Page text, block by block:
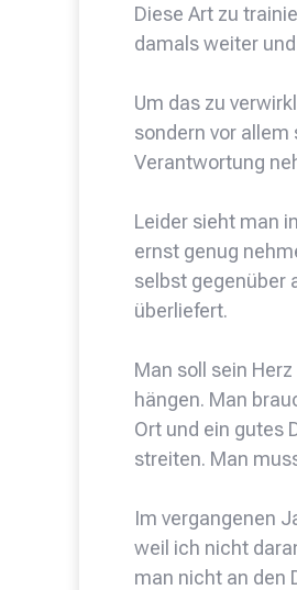
Diese Art zu
damals weiter
Um das zu
sondern vor
Verantwortung
Leider sieht man
ernst genug
selbst gegenüber
überliefert.
Man soll sein
hängen. Man
Ort und ein gutes
streiten. Man
Im vergangenen
weil ich nicht
man nicht an den